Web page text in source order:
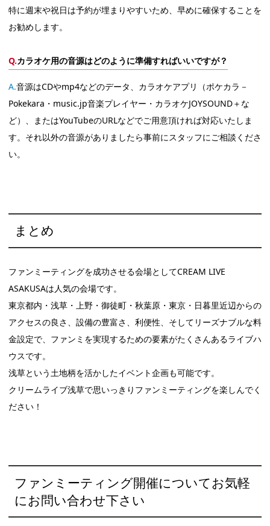
特に週末や祝日は予約が埋まりやすいため、早めに確保することを
お勧めします。
カラオケ用の音源はどのように準備すればいいですが？
音源はCDやmp4などのデータ、カラオケアプリ（ポケカラ－
Pokekara・music.jp音楽プレイヤー・カラオケJOYSOUND＋な
ど）、またはYouTubeのURLなどでご用意頂ければ対応いたしま
す。それ以外の音源がありましたら事前にスタッフにご相談くださ
い。
まとめ
ファンミーティングを成功させる会場としてCREAM LIVE
ASAKUSAは人気の会場です。
東京都内・浅草・上野・御徒町・秋葉原・東京・日暮里近辺からの
アクセスの良さ、設備の豊富さ、利便性、そしてリーズナブルな料
金設定で、ファンミを実現するための要素がたくさんあるライブハ
ウスです。
浅草という土地柄を活かしたイベント企画も可能です。
クリームライブ浅草で思いっきりファンミーティングを楽しんでく
ださい！
ファンミーティング開催についてお気軽
にお問い合わせ下さい